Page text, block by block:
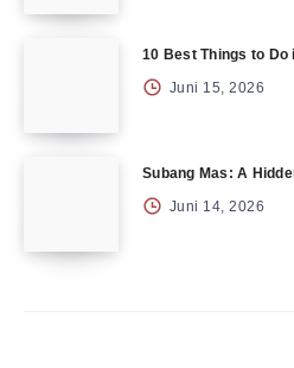
10 Best Things to Do
Juni 15, 2026
Subang Mas: A
Juni 14, 2026